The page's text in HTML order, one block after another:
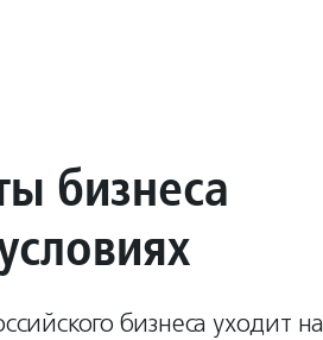
бизнеса
бизнеса уходит на